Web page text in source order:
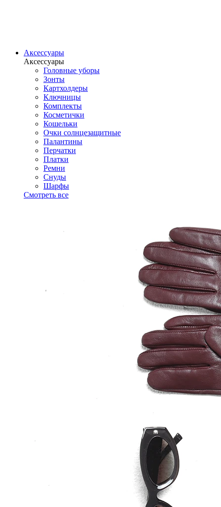
Аксессуары
Аксессуары
Головные уборы
Зонты
Картхолдеры
Ключницы
Комплекты
Косметички
Кошельки
Очки солнцезащитные
Палантины
Перчатки
Платки
Ремни
Снуды
Шарфы
Смотреть все